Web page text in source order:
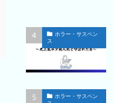
ホラー・サスペン
ス
ホラー・サスペン